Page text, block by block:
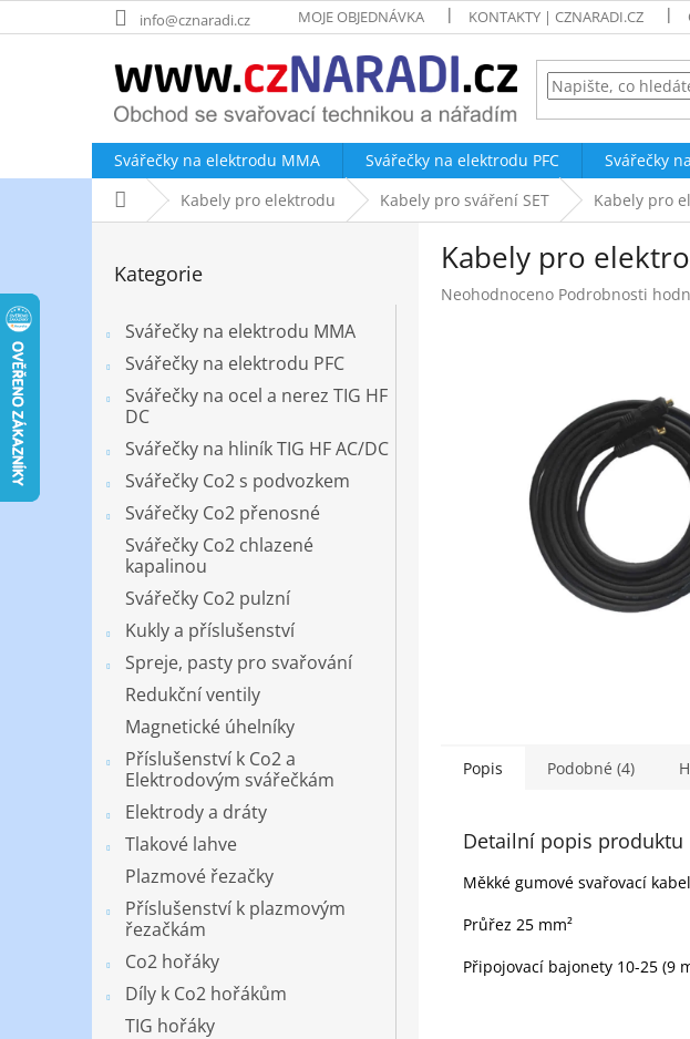
na
info@cznaradi.cz MOJE OBJEDNÁVKA KONTAKTY | CZNARADI.CZ
Svářečky na elektrodu MMA Svářečky na elektrodu PFC Svářečky
Domů Kabely pro elektrodu Kabely pro sváření SET Kabely pro
kategorie
Kategorie
Svářečky na elektrodu MMA
Svářečky na elektrodu PFC
Svářečky na ocel a nerez TIG HF
DC
Svářečky na hliník TIG HF AC/DC
Svářečky Co2 s podvozkem
Svářečky Co2 přenosné
Svářečky Co2 chlazené
kapalinou
Svářečky Co2 pulzní
Kukly a příslušenství
Spreje, pasty pro svařování
Redukční ventily
Magnetické úhelníky
Příslušenství k Co2 a
Elektrodovým svářečkám
Elektrody a dráty
Tlakové lahve
Plazmové řezačky
Příslušenství k plazmovým
řezačkám
Co2 hořáky
Díly k Co2 hořákům
TIG hořáky
Kabely pro
Průměrné
Neohodnoceno Podrobnosti
Popis Podobné (4)
Detailní popis produktu
Měkké gumové svařovací
Průřez 25 mm²
Připojovací bajonety 10-25 (9